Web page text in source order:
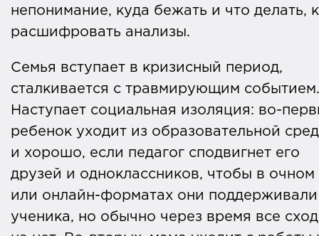
выявлено около 10 млн. случаев у
взрослых. Злокачественные опухоли у
воздействием канцерогенов и
изменениями, происходящими в
течение жизни.
Опухоли у детей — это практически
всегда результат
случайныхмолекулярно-генетических
«поломок» , то есть изменений,
непонимание, куда бежать и что делать,
расшифровать анализы.
Семья вступает в кризисный период,
сталкивается с травмирующим событием.
Наступает социальная изоляция: во-
ребенок уходит из образовательной
и хорошо, если педагог сподвигнет его
друзей и одноклассников, чтобы в очном
или онлайн-форматах они поддерживали
ученика, но обычно через время все